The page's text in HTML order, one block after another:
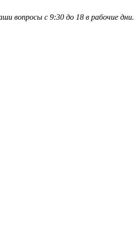
вопросы с 9:30 до 18 в рабочие дни.